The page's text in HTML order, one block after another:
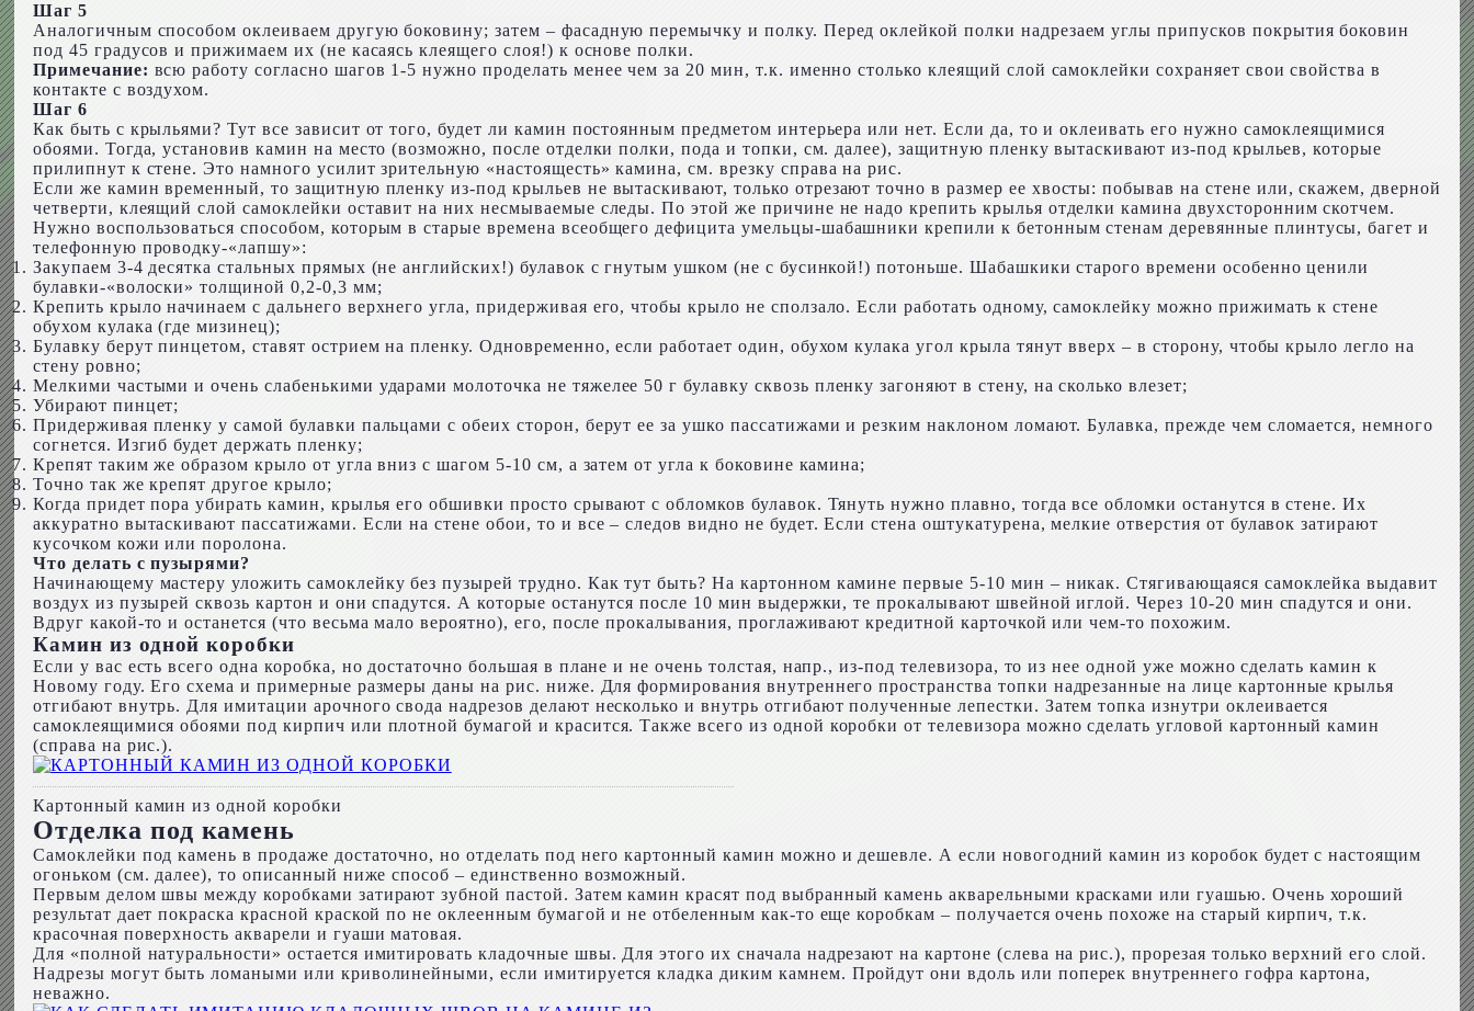
Шаг 5
Аналогичным способом оклеиваем другую боковину; затем – фасадную перемычку и полку. Перед оклейкой полки надрезаем углы припусков покрытия боковин
под 45 градусов и прижимаем их (не касаясь клеящего слоя!) к основе полки.
Примечание: всю работу согласно шагов 1-5 нужно проделать менее чем за 20 мин, т.к. именно столько клеящий слой самоклейки сохраняет свои свойства в
контакте с воздухом.
Шаг 6
Как быть с крыльями? Тут все зависит от того, будет ли камин постоянным предметом интерьера или нет. Если да, то и оклеивать его нужно самоклеящимися
обоями. Тогда, установив камин на место (возможно, после отделки полки, пода и топки, см. далее), защитную пленку вытаскивают из-под крыльев, которые
прилипнут к стене. Это намного усилит зрительную «настоящесть» камина, см. врезку справа на рис.
Если же камин временный, то защитную пленку из-под крыльев не вытаскивают, только отрезают точно в размер ее хвосты: побывав на стене или, скажем, дверной
четверти, клеящий слой самоклейки оставит на них несмываемые следы. По этой же причине не надо крепить крылья отделки камина двухсторонним скотчем.
Нужно воспользоваться способом, которым в старые времена всеобщего дефицита умельцы-шабашники крепили к бетонным стенам деревянные плинтусы, багет и
телефонную проводку-«лапшу»:
Закупаем 3-4 десятка стальных прямых (не английских!) булавок с гнутым ушком (не с бусинкой!) потоньше. Шабашкики старого времени особенно ценили
булавки-«волоски» толщиной 0,2-0,3 мм;
Крепить крыло начинаем с дальнего верхнего угла, придерживая его, чтобы крыло не сползало. Если работать одному, самоклейку можно прижимать к стене
обухом кулака (где мизинец);
Булавку берут пинцетом, ставят острием на пленку. Одновременно, если работает один, обухом кулака угол крыла тянут вверх – в сторону, чтобы крыло легло на
стену ровно;
Мелкими частыми и очень слабенькими ударами молоточка не тяжелее 50 г булавку сквозь пленку загоняют в стену, на сколько влезет;
Убирают пинцет;
Придерживая пленку у самой булавки пальцами с обеих сторон, берут ее за ушко пассатижами и резким наклоном ломают. Булавка, прежде чем сломается, немного
согнется. Изгиб будет держать пленку;
Крепят таким же образом крыло от угла вниз с шагом 5-10 см, а затем от угла к боковине камина;
Точно так же крепят другое крыло;
Когда придет пора убирать камин, крылья его обшивки просто срывают с обломков булавок. Тянуть нужно плавно, тогда все обломки останутся в стене. Их
аккуратно вытаскивают пассатижами. Если на стене обои, то и все – следов видно не будет. Если стена оштукатурена, мелкие отверстия от булавок затирают
кусочком кожи или поролона.
Что делать с пузырями?
Начинающему мастеру уложить самоклейку без пузырей трудно. Как тут быть? На картонном камине первые 5-10 мин – никак. Стягивающаяся самоклейка выдавит
воздух из пузырей сквозь картон и они спадутся. А которые останутся после 10 мин выдержки, те прокалывают швейной иглой. Через 10-20 мин спадутся и они.
Вдруг какой-то и останется (что весьма мало вероятно), его, после прокалывания, проглаживают кредитной карточкой или чем-то похожим.
Камин из одной коробки
Если у вас есть всего одна коробка, но достаточно большая в плане и не очень толстая, напр., из-под телевизора, то из нее одной уже можно сделать камин к
Новому году. Его схема и примерные размеры даны на рис. ниже. Для формирования внутреннего пространства топки надрезанные на лице картонные крылья
отгибают внутрь. Для имитации арочного свода надрезов делают несколько и внутрь отгибают полученные лепестки. Затем топка изнутри оклеивается
самоклеящимися обоями под кирпич или плотной бумагой и красится. Также всего из одной коробки от телевизора можно сделать угловой картонный камин
(справа на рис.).
Картонный камин из одной коробки
Отделка под камень
Самоклейки под камень в продаже достаточно, но отделать под него картонный камин можно и дешевле. А если новогодний камин из коробок будет с настоящим
огоньком (см. далее), то описанный ниже способ – единственно возможный.
Первым делом швы между коробками затирают зубной пастой. Затем камин красят под выбранный камень акварельными красками или гуашью. Очень хороший
результат дает покраска красной краской по не оклеенным бумагой и не отбеленным как-то еще коробкам – получается очень похоже на старый кирпич, т.к.
красочная поверхность акварели и гуаши матовая.
Для «полной натуральности» остается имитировать кладочные швы. Для этого их сначала надрезают на картоне (слева на рис.), прорезая только верхний его слой.
Надрезы могут быть ломаными или криволинейными, если имитируется кладка диким камнем. Пройдут они вдоль или поперек внутреннего гофра картона,
неважно.